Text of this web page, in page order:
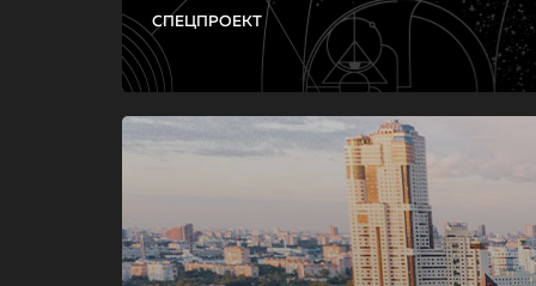
СПЕЦПРОЕКТ